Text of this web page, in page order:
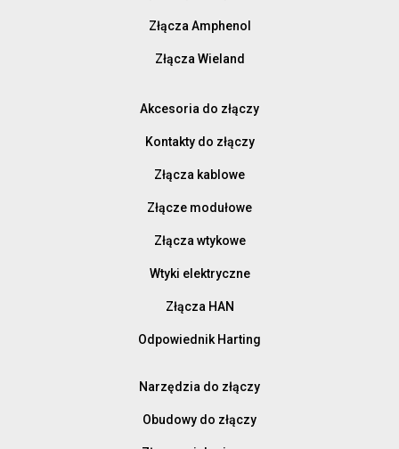
Złącza Amphenol
Złącza Wieland
Akcesoria do złączy
Kontakty do złączy
Złącza kablowe
Złącze modułowe
Złącza wtykowe
Wtyki elektryczne
Złącza HAN
Odpowiednik Harting
Narzędzia do złączy
Obudowy do złączy